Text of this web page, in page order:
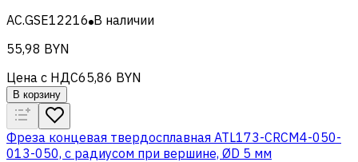
AC.GSE12216 В наличии
55,98 BYN
Цена с НДС65,86 BYN
В корзину
Фреза концевая твердосплавная ATL173-CRCM4-050-
013-050, с радиусом при вершине, ØD 5 мм